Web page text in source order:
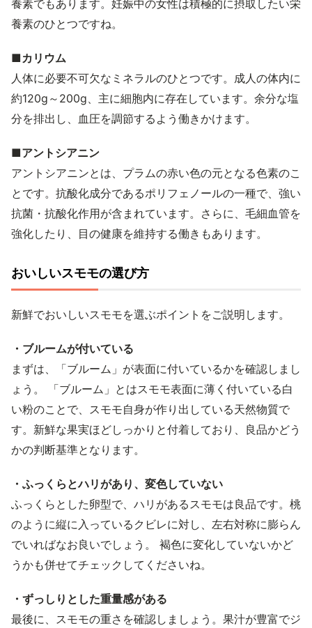
養素でもあります。妊娠中の女性は積極的に摂取したい栄
養素のひとつですね。
■カリウム
人体に必要不可欠なミネラルのひとつです。成人の体内に
約120g～200g、主に細胞内に存在しています。余分な塩
分を排出し、血圧を調節するよう働きかけます。
■アントシアニン
アントシアニンとは、プラムの赤い色の元となる色素のこ
とです。抗酸化成分であるポリフェノールの一種で、強い
抗菌・抗酸化作用が含まれています。さらに、毛細血管を
強化したり、目の健康を維持する働きもあります。
おいしいスモモの選び方
新鮮でおいしいスモモを選ぶポイントをご説明します。
・ブルームが付いている
まずは、「ブルーム」が表面に付いているかを確認しまし
ょう。 「ブルーム」とはスモモ表面に薄く付いている白
い粉のことで、スモモ自身が作り出している天然物質で
す。新鮮な果実ほどしっかりと付着しており、良品かどう
かの判断基準となります。
・ふっくらとハリがあり、変色していない
ふっくらとした卵型で、ハリがあるスモモは良品です。桃
のように縦に入っているクビレに対し、左右対称に膨らん
でいればなお良いでしょう。 褐色に変化していないかど
うかも併せてチェックしてくださいね。
・ずっしりとした重量感がある
最後に、スモモの重さを確認しましょう。果汁が豊富でジ